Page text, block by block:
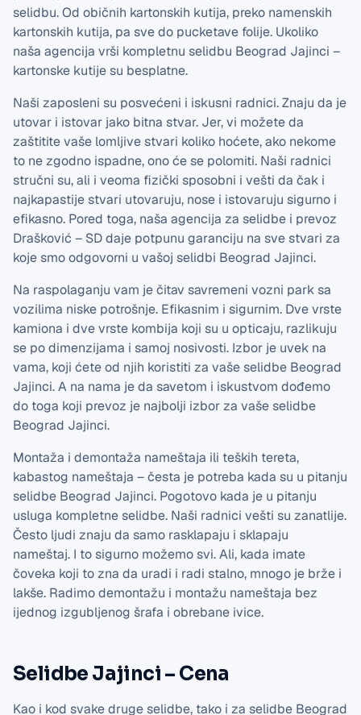
selidbu. Od običnih kartonskih kutija, preko namenskih
kartonskih kutija, pa sve do pucketave folije. Ukoliko
naša agencija vrši kompletnu selidbu Beograd Jajinci –
kartonske kutije su besplatne.
Naši zaposleni su posvećeni i iskusni radnici. Znaju da je
utovar i istovar jako bitna stvar. Jer, vi možete da
zaštitite vaše lomljive stvari koliko hoćete, ako nekome
to ne zgodno ispadne, ono će se polomiti. Naši radnici
stručni su, ali i veoma fizički sposobni i vešti da čak i
najkapastije stvari utovaruju, nose i istovaruju sigurno i
efikasno. Pored toga, naša agencija za selidbe i prevoz
Drašković – SD daje potpunu garanciju na sve stvari za
koje smo odgovorni u vašoj selidbi Beograd Jajinci.
Na raspolaganju vam je čitav savremeni vozni park sa
vozilima niske potrošnje. Efikasnim i sigurnim. Dve vrste
kamiona i dve vrste kombija koji su u opticaju, razlikuju
se po dimenzijama i samoj nosivosti. Izbor je uvek na
vama, koji ćete od njih koristiti za vaše selidbe Beograd
Jajinci. A na nama je da savetom i iskustvom dođemo
do toga koji prevoz je najbolji izbor za vaše selidbe
Beograd Jajinci.
Montaža i demontaža nameštaja ili teških tereta,
kabastog nameštaja – česta je potreba kada su u pitanju
selidbe Beograd Jajinci. Pogotovo kada je u pitanju
usluga kompletne selidbe. Naši radnici vešti su zanatlije.
Često ljudi znaju da samo rasklapaju i sklapaju
nameštaj. I to sigurno možemo svi. Ali, kada imate
čoveka koji to zna da uradi i radi stalno, mnogo je brže i
lakše. Radimo demontažu i montažu nameštaja bez
ijednog izgubljenog šrafa i obrebane ivice.
Selidbe Jajinci – Cena
Kao i kod svake druge selidbe, tako i za selidbe Beograd